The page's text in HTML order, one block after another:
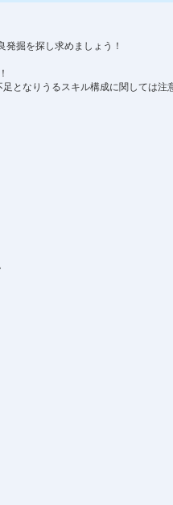
掘を探し求めましょう！
となりうるスキル構成に関しては注